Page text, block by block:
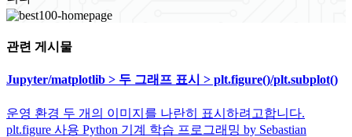
관련 게시물
Jupyter/matplotlib > 두 그래프 표시 > plt.figure()/plt.subplot()
운영 환경 두 개의 이미지를 나란히 표시하려고합니다.
plt.figure 사용 Python 기계 학습 프로그래밍 by Sebastian